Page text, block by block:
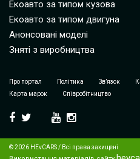
Екоавто за типом кузова
Екоавто за типом двигуна
Анонсовані моделі
Зняті з виробництва
Про портал Політика Зв’язок
Карта марок
Співробітництво
© 2026 HEvCARS / Всі права захищені